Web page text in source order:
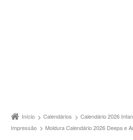
Início Calendários
Calendário 2026
Impressão
Moldura Calendário 2026 Deepa e